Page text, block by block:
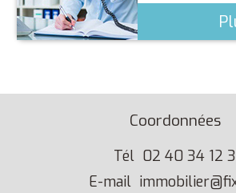
Coordonnées
Tél 02 40 34 12
E-mail